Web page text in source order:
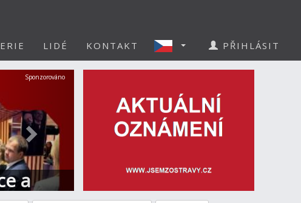
LIDÉ KONTAKT PŘIHLÁSIT
a
Další
Sponzorováno